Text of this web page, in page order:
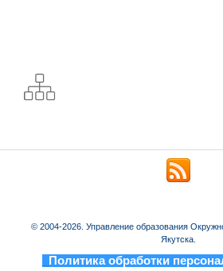
© 2004-2026. Управление образования
Якутска.
Политика обработки